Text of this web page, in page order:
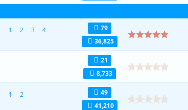
1 2 3
4
79
36,825
21
8,733
1
2
49
41,210